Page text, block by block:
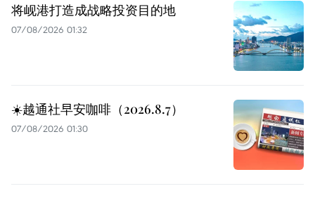
将岘港打造成战略投资目的地
07/08/2026 01:32
☀️越通社早安咖啡（2026.8.7）
07/08/2026 01:30